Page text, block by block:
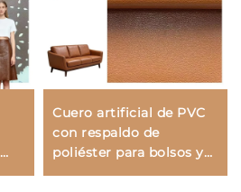
Cuero artificial de PVC
con respaldo de
poliéster para bolsos y
sofás